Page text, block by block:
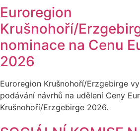
Euroregion
Krušnohoří/
nominace na Cenu
2026
Euroregion Krušnohoří/Erzgebirge
podávání návrhů na udělení Ceny
Krušnohoří/Erzgebirge 2026.